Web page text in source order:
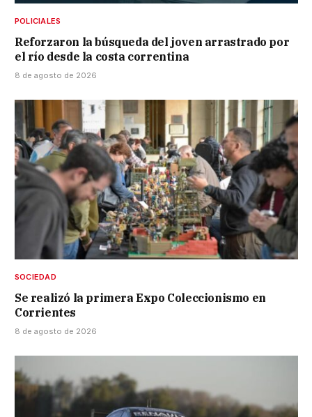
POLICIALES
Reforzaron la búsqueda del joven arrastrado por
el río desde la costa correntina
8 de agosto de 2026
SOCIEDAD
Se realizó la primera Expo Coleccionismo en
Corrientes
8 de agosto de 2026